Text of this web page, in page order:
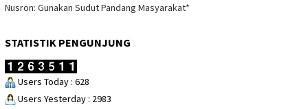
Nusron: Gunakan Sudut Pandang Masyarakat*
STATISTIK PENGUNJUNG
Users Today : 628
Users Yesterday : 2983